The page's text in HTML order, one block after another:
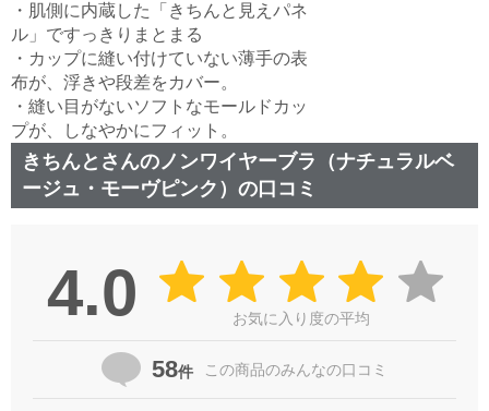
・肌側に内蔵した「きちんと見えパネ
ル」ですっきりまとまる
・カップに縫い付けていない薄手の表
布が、浮きや段差をカバー。
・縫い目がないソフトなモールドカッ
プが、しなやかにフィット。
きちんとさんのノンワイヤーブラ（ナチュラルベ
ージュ・モーヴピンク）の口コミ
4.0 お気に入り度の平均
58件 この商品のみんなの口コミ